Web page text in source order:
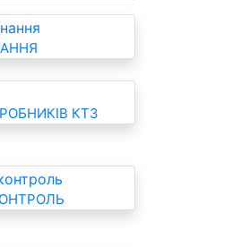
КТЗ